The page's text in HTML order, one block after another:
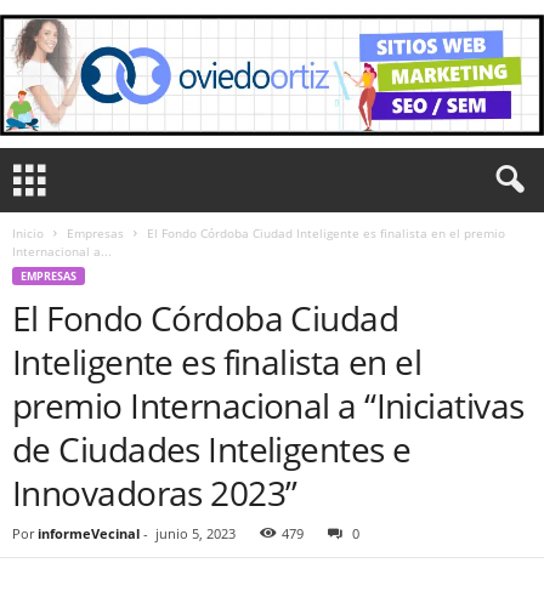
Inicio Empresas
El Fondo Córdoba Ciudad Inteligente es finalista en el premio
Internacional a...
EMPRESAS
El Fondo Córdoba Ciudad
Inteligente es finalista en el
premio Internacional a “Iniciativas
de Ciudades Inteligentes e
Innovadoras 2023”
Por informeVecinal - junio 5, 2023 479 0